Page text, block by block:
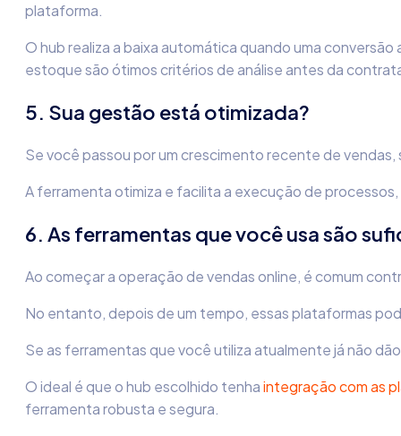
plataforma.
O hub realiza a baixa automática quando uma
estoque são ótimos critérios de análise antes da
5. Sua gestão está otimizada?
Se você passou por um crescimento recente de
A ferramenta otimiza e facilita a execução de
6. As ferramentas que você usa são
Ao começar a operação de vendas online, é comum
No entanto, depois de um tempo, essas plataformas
Se as ferramentas que você utiliza atualmente já não
O ideal é que o hub escolhido tenhaintegração com as
ferramenta robusta e segura.